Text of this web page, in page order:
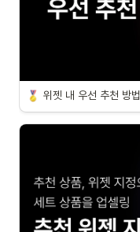
위젯 내 우선 추천 방법